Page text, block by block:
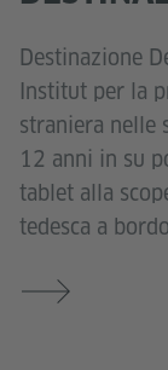
Destinazione
Institut per la
straniera nelle
12 anni in su
tablet alla
tedesca a